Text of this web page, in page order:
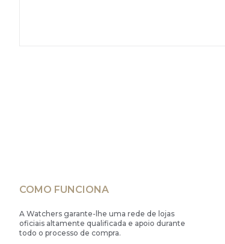
COMO FUNCIONA
A Watchers garante-lhe uma rede de lojas
oficiais altamente qualificada e apoio durante
todo o processo de compra.